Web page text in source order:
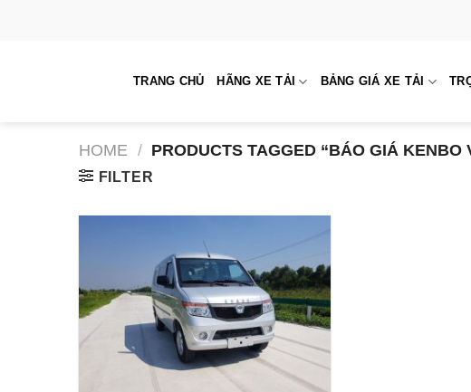
TRANG CHỦ HÃNG XE TẢI BẢNG GIÁ XE TẢI
HOME / PRODUCTS TAGGED “BÁO GIÁ KENBO
FILTER